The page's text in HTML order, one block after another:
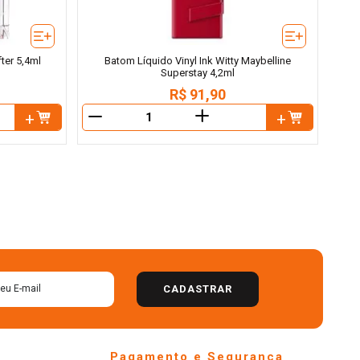
5,4ml
Batom Líquido Vinyl Ink Witty Maybelline
Superstay 4,2ml
R$ 91,90
＋
CADASTRAR
Pagamento e Segurança